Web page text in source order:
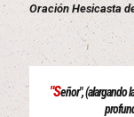
Oración Hesicasta
"Señor", (alargando